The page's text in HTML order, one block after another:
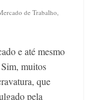
de Trabalho,
e até mesmo
muitos
que
pela